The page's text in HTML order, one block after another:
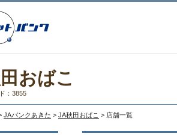
おばこ
：3855
JAバンクあきた > JA秋田おばこ > 店舗一覧